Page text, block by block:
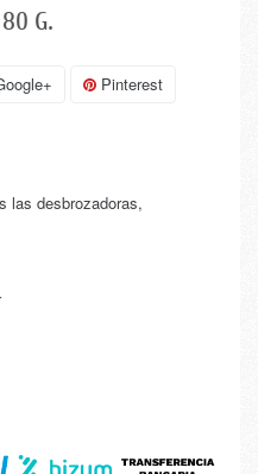
G.
Pinterest
las desbrozadoras,